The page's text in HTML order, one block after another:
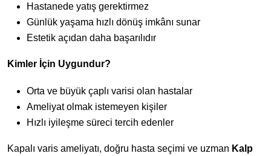
Hastanede yatış gerektirmez
Günlük yaşama hızlı dönüş imkânı sunar
Estetik açıdan daha başarılıdır
Kimler İçin Uygundur?
Orta ve büyük çaplı varisi olan hastalar
Ameliyat olmak istemeyen kişiler
Hızlı iyileşme süreci tercih edenler
Kapalı varis ameliyatı, doğru hasta seçimi ve uzman Kalp